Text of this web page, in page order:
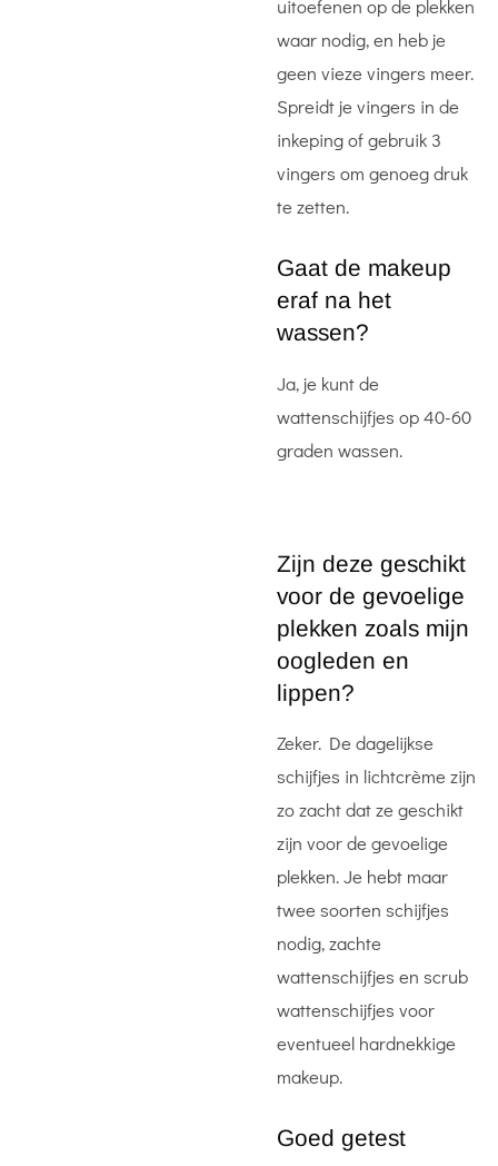
uitoefenen op de plekken
waar nodig, en heb je
geen vieze vingers meer.
Spreidt je vingers in de
inkeping of gebruik 3
vingers om genoeg druk
te zetten.
Gaat de makeup
eraf na het
wassen?
Ja, je kunt de
wattenschijfjes op 40-60
graden wassen.
Zijn deze geschikt
voor de gevoelige
plekken zoals mijn
oogleden en
lippen?
Zeker. De dagelijkse
schijfjes in lichtcrème zijn
zo zacht dat ze geschikt
zijn voor de gevoelige
plekken. Je hebt maar
twee soorten schijfjes
nodig, zachte
wattenschijfjes en scrub
wattenschijfjes voor
eventueel hardnekkige
makeup.
Goed getest